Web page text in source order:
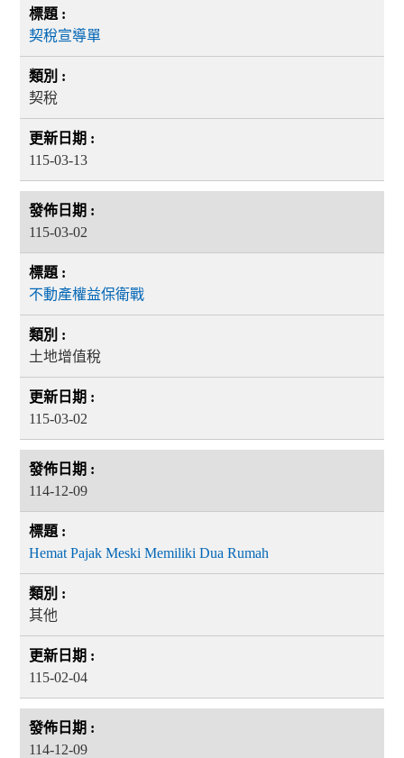
契稅宣導單
契稅
115-03-13
115-03-02
不動產權益保衛戰
土地增值稅
115-03-02
114-12-09
Hemat Pajak Meski Memiliki Dua Rumah
其他
115-02-04
114-12-09